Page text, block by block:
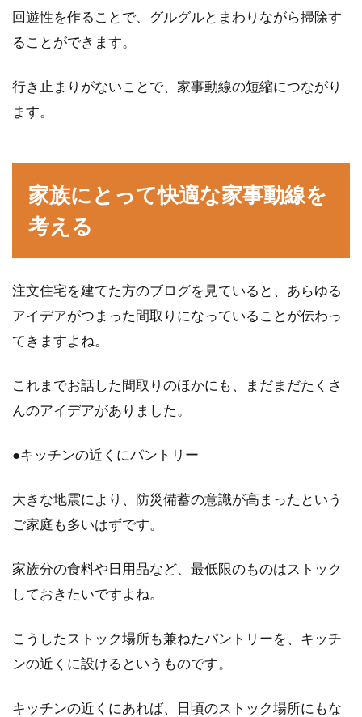
回遊性を作ることで、グルグルとまわりながら掃除す
ることができます。
行き止まりがないことで、家事動線の短縮につながり
ます。
家族にとって快適な家事動線を
考える
注文住宅を建てた方のブログを見ていると、あらゆる
アイデアがつまった間取りになっていることが伝わっ
てきますよね。
これまでお話した間取りのほかにも、まだまだたくさ
んのアイデアがありました。
●キッチンの近くにパントリー
大きな地震により、防災備蓄の意識が高まったという
ご家庭も多いはずです。
家族分の食料や日用品など、最低限のものはストック
しておきたいですよね。
こうしたストック場所も兼ねたパントリーを、キッチ
ンの近くに設けるというものです。
キッチンの近くにあれば、日頃のストック場所にもな